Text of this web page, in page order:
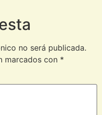
no será publicada.
marcados con *